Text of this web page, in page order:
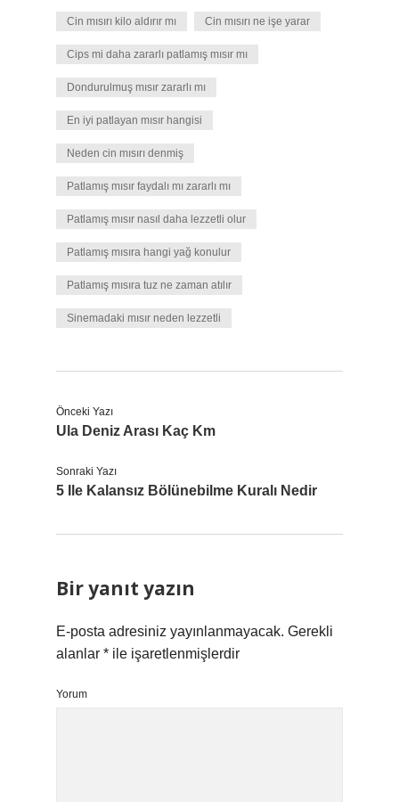
Cin mısırı kilo aldırır mı Cin mısırı ne işe yarar
Cips mi daha zararlı patlamış mısır mı
Dondurulmuş mısır zararlı mı
En iyi patlayan mısır hangisi
Neden cin mısırı denmiş
Patlamış mısır faydalı mı zararlı mı
Patlamış mısır nasıl daha lezzetli olur
Patlamış mısıra hangi yağ konulur
Patlamış mısıra tuz ne zaman atılır
Sinemadaki mısır neden lezzetli
Önceki Yazı
Ula Deniz Arası Kaç Km
Sonraki Yazı
5 Ile Kalansız Bölünebilme Kuralı Nedir
Bir yanıt yazın
E-posta adresiniz yayınlanmayacak. Gerekli
alanlar * ile işaretlenmişlerdir
Yorum